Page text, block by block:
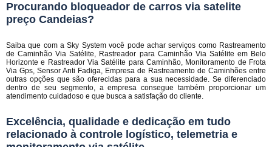
Procurando bloqueador de carros via satelite
preço Candeias?
Saiba que com a Sky System você pode achar serviços como Rastreamento
de Caminhão Via Satélite, Rastreador para Caminhão Via Satélite em Belo
Horizonte e Rastreador Via Satélite para Caminhão, Monitoramento de Frota
Via Gps, Sensor Anti Fadiga, Empresa de Rastreamento de Caminhões entre
outras opções que são oferecidas para a sua necessidade. Se diferenciado
dentro de seu segmento, a empresa consegue também proporcionar um
atendimento cuidadoso e que busca a satisfação do cliente.
Excelência, qualidade e dedicação em tudo
relacionado à controle logístico, telemetria e